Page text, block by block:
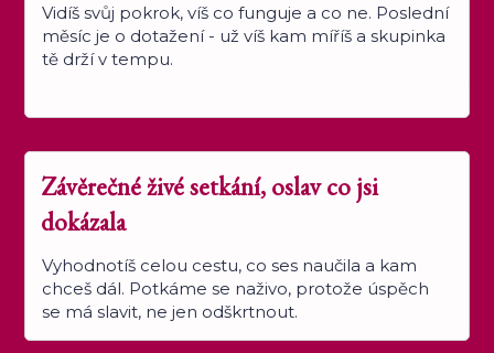
Vidíš svůj pokrok, víš co funguje a co ne. Poslední
měsíc je o dotažení - už víš kam míříš a skupinka
tě drží v tempu.
Závěrečné živé setkání, oslav co jsi
dokázala
Vyhodnotíš celou cestu, co ses naučila a kam
chceš dál. Potkáme se naživo, protože úspěch
se má slavit, ne jen odškrtnout.